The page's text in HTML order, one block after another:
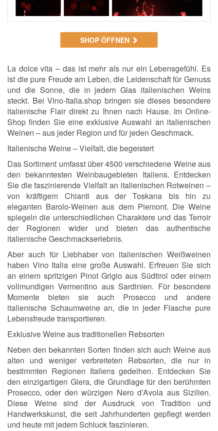
SHOP ÖFFNEN
La dolce vita – das ist mehr als nur ein Lebensgefühl. Es
ist die pure Freude am Leben, die Leidenschaft für Genuss
und die Sonne, die in jedem Glas italienischen Weins
steckt. Bei Vino-Italia.shop bringen sie dieses besondere
italienische Flair direkt zu Ihnen nach Hause. Im Online-
Shop finden Sie eine exklusive Auswahl an italienischen
Weinen – aus jeder Region und für jeden Geschmack.
Italienische Weine – Vielfalt, die begeistert
Das Sortiment umfasst über 4500 verschiedene Weine aus
den bekanntesten Weinbaugebieten Italiens. Entdecken
Sie die faszinierende Vielfalt an italienischen Rotweinen –
von kräftigem Chianti aus der Toskana bis hin zu
eleganten Barolo-Weinen aus dem Piemont. Die Weine
spiegeln die unterschiedlichen Charaktere und das Terroir
der Regionen wider und bieten das authentische
italienische Geschmackserlebnis.
Aber auch für Liebhaber von italienischen Weißweinen
haben Vino Italia eine große Auswahl. Erfreuen Sie sich
an einem spritzigen Pinot Grigio aus Südtirol oder einem
vollmundigen Vermentino aus Sardinien. Für besondere
Momente bieten sie auch Prosecco und andere
italienische Schaumweine an, die in jeder Flasche pure
Lebensfreude transportieren.
Exklusive Weine aus traditionellen Rebsorten
Neben den bekannten Sorten finden sich auch Weine aus
alten und weniger verbreiteten Rebsorten, die nur in
bestimmten Regionen Italiens gedeihen. Entdecken Sie
den einzigartigen Glera, die Grundlage für den berühmten
Prosecco, oder den würzigen Nero d’Avola aus Sizilien.
Diese Weine sind der Ausdruck von Tradition und
Handwerkskunst, die seit Jahrhunderten gepflegt werden
und heute mit jedem Schluck faszinieren.